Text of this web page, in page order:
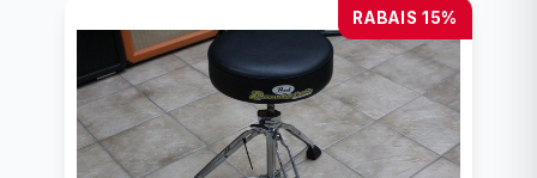
RABAIS 15%